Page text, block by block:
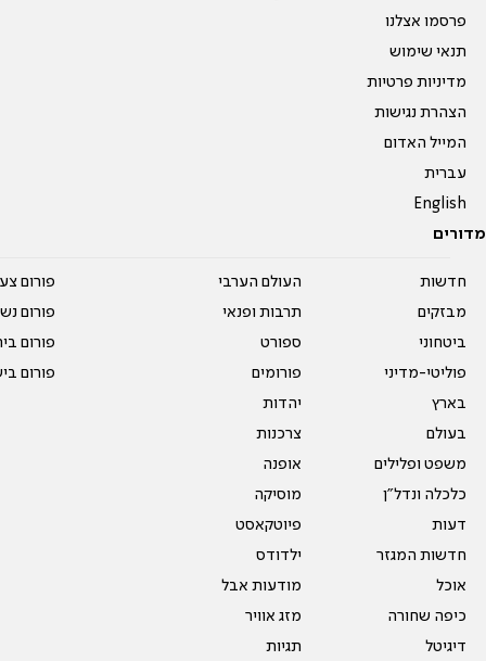
פרסמו אצלנו
תנאי שימוש
מדיניות פרטיות
הצהרת נגישות
המייל האדום
עברית
English
מדורים
חדשות
מבזקים
ביטחוני
פוליטי-מדיני
בארץ
בעולם
משפט ופלילים
כלכלה ונדל"ן
דעות
חדשות המגזר
אוכל
כיפה שחורה
דיגיטל
העולם הערבי
תרבות ופנאי
ספורט
פורומים
יהדות
צרכנות
אופנה
מוסיקה
פיוטקאסט
ילדודס
מודעות אבל
מזג אוויר
תגיות
פורום
פורום
פורום
פורום